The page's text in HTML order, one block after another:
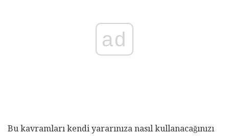
ad
Bu kavramları kendi yararınıza nasıl kullanacağınızı